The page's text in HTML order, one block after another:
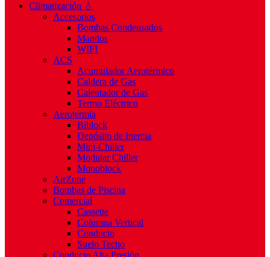
Climatización 💧
Accesorios
Bombas Condensados
Mandos
WIFI
ACS
Acumulador Aerotérmico
Caldera de Gas
Calentador de Gas
Termo Eléctrico
Aerotermia
Biblock
Depósito de Inercia
Mini-Chiller
Modular Chiller
Monoblock
AirZone
Bombas de Piscina
Comercial
Cassette
Columna Vertical
Conducto
Suelo Techo
Conducto Alta Presión